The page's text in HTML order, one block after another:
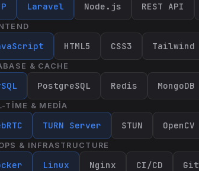
Laravel Node.js REST API
HTML5 CSS3 Tailwind
& CACHE
PostgreSQL Redis MongoDB
TIME & MEDIA
TURN Server STUN OpenCV
& INFRASTRUCTURE
Linux Nginx CI/CD Git